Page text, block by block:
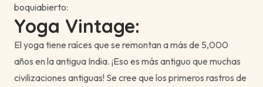
boquiabierto:
Yoga Vintage:
El yoga tiene raíces que se remontan a más de 5,000
años en la antigua India. ¡Eso es más antiguo que muchas
civilizaciones antiguas! Se cree que los primeros rastros de